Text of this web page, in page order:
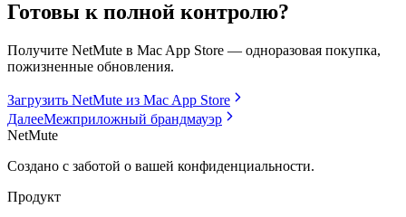
Готовы к полной контролю?
Получите NetMute в Mac App Store — одноразовая покупка,
пожизненные обновления.
Загрузить NetMute из Mac App Store
ДалееМежприложный брандмауэр
NetMute
Создано с заботой о вашей конфиденциальности.
Продукт